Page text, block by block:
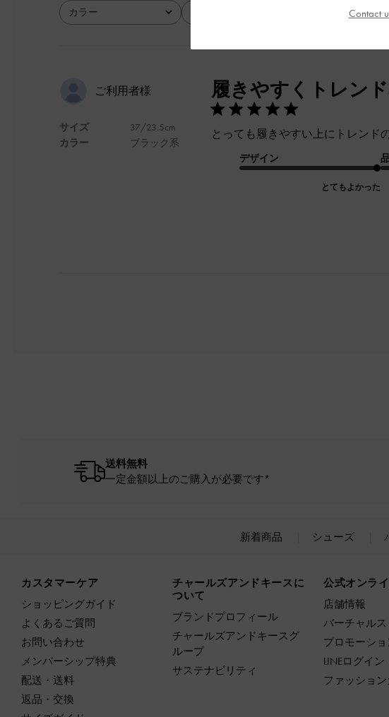
カラー
全て デザイン
ご利用者様
サイズ
カラー
37/23.5cm
ブラック系
履きやすくトレン
とっても履きやすい上にトレンド
デザイン
とてもよかった
送料無料
一定金額以上のご購入が必要です*
新着商品 シューズ
カスタマーケア
ショッピングガイド
よくあるご質問
お問い合わせ
メンバーシップ特典
配送・送料
返品・交換
チャールズアンドキースに
ついて
ブランドプロフィール
チャールズアンドキースグ
ループ
サステナビリティ
公式オンラ
店舗情報
バーチャルス
プロモーショ
LINEログイ
ファッショ
Contact